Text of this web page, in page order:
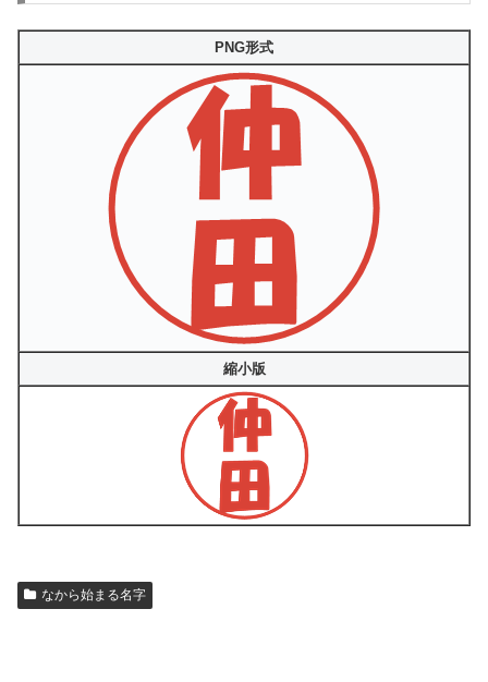
PNG形式
縮小版
なから始まる名字